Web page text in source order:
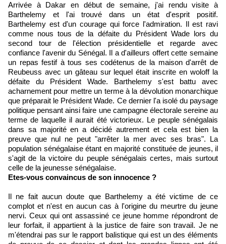
Arrivée à Dakar en début de semaine, j'ai rendu visite à
Barthelemy et l'ai trouvé dans un état d'esprit positif.
Barthelemy est d'un courage qui force l'admiration. Il est ravi
comme nous tous de la défaite du Président Wade lors du
second tour de l'élection présidentielle et regarde avec
confiance l'avenir du Sénégal. Il a d'ailleurs offert cette semaine
un repas festif à tous ses codétenus de la maison d'arrêt de
Reubeuss avec un gâteau sur lequel était inscrite en woloff la
défaite du Président Wade. Barthelemy s'est battu avec
acharnement pour mettre un terme à la dévolution monarchique
que préparait le Président Wade. Ce dernier l'a isolé du paysage
politique pensant ainsi faire une campagne électorale sereine au
terme de laquelle il aurait été victorieux. Le peuple sénégalais
dans sa majorité en a décidé autrement et cela est bien la
preuve que nul ne peut "arrêter la mer avec ses bras". La
population sénégalaise étant en majorité constituée de jeunes, il
s'agit de la victoire du peuple sénégalais certes, mais surtout
celle de la jeunesse sénégalaise.
Etes-vous convaincus de son innocence ?
Il ne fait aucun doute que Barthelemy a été victime de ce
complot et n'est en aucun cas à l'origine du meurtre du jeune
nervi. Ceux qui ont assassiné ce jeune homme répondront de
leur forfait, il appartient à la justice de faire son travail. Je ne
m'étendrai pas sur le rapport balistique qui est un des éléments